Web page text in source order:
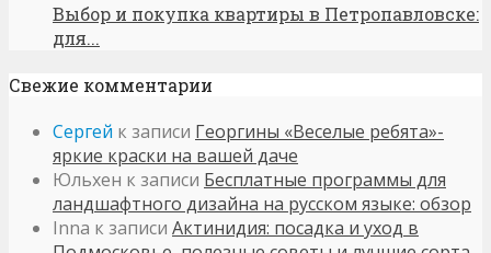
Выбор и покупка квартиры в Петропавловске:
для...
Свежие комментарии
Сергей к записи Георгины «Веселые ребята»-
яркие краски на вашей даче
Юльхен к записи Бесплатные программы для
ландшафтного дизайна на русском языке: обзор
Inna к записи Актинидия: посадка и уход в